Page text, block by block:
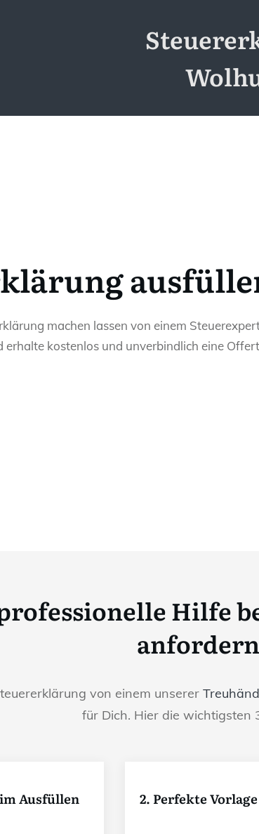
machen lassen von einem
kostenlos und unverbindlich eine
Hilfe
von einem unserer
für Dich. Hier die wichtigsten
Ausfüllen 2. Perfekte